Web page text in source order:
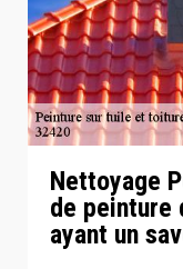
Nettoyage
de peinture
ayant un